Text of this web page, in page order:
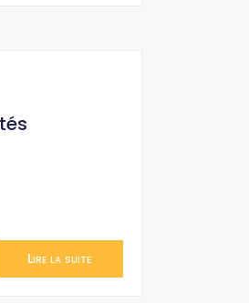
Lire la suite